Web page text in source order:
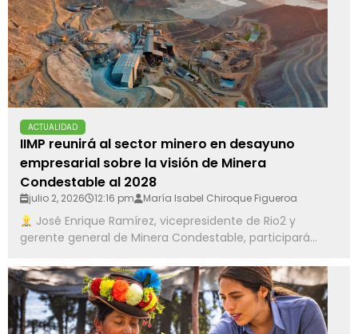
ACTUALIDAD
IIMP reunirá al sector minero en desayuno
empresarial sobre la visión de Minera
Condestable al 2028
julio 2, 2026 12:16 pm María Isabel Chiroque Figueroa
José Enrique Ramírez, vicepresidente de Rio2 y
gerente general de Minera Condestable, participará...